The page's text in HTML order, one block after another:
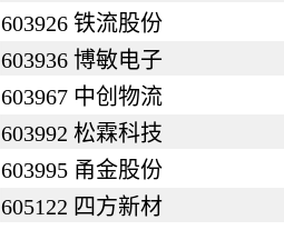
603926 铁流股份
603936 博敏电子
603967 中创物流
603992 松霖科技
603995 甬金股份
605122 四方新材